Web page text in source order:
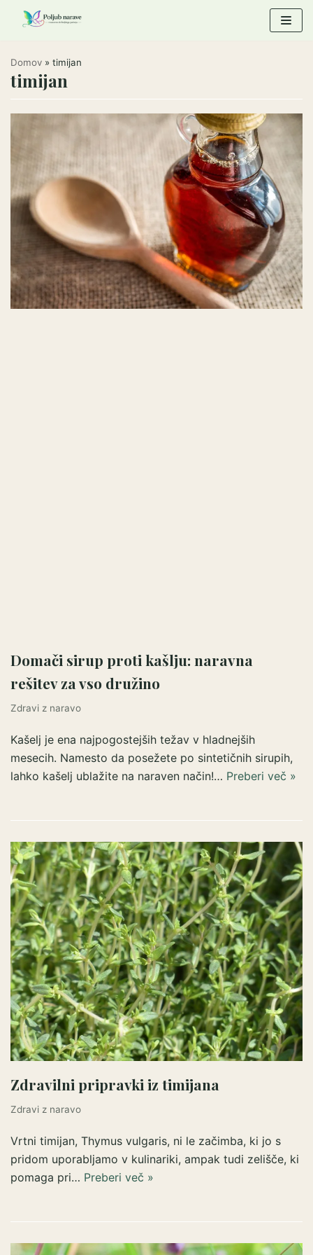
Skoči
Domov » timijan
timijan
Domači sirup proti kašlju: naravna
rešitev za vso družino
Zdravi z naravo
Kašelj je ena najpogostejših težav v hladnejših
mesecih. Namesto da posežete po sintetičnih sirupih,
lahko kašelj ublažite na naraven način!… Preberi več »
Zdravilni pripravki iz timijana
Zdravi z naravo
Vrtni timijan, Thymus vulgaris, ni le začimba, ki jo s
pridom uporabljamo v kulinariki, ampak tudi zelišče, ki
pomaga pri… Preberi več »